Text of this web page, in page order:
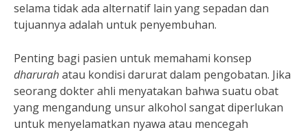
selama tidak ada alternatif lain yang sepadan dan
tujuannya adalah untuk penyembuhan.
Penting bagi pasien untuk memahami konsep
dharurahatau kondisi darurat dalam pengobatan. Jika
seorang dokter ahli menyatakan bahwa suatu obat
yang mengandung unsur alkohol sangat diperlukan
untuk menyelamatkan nyawa atau mencegah